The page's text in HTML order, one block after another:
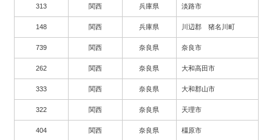
313 関西 兵庫県 淡路市
148 関西 兵庫県 川辺郡 猪名川町
739 関西 奈良県 奈良市
262 関西 奈良県 大和高田市
333 関西 奈良県 大和郡山市
322 関西 奈良県 天理市
404 関西 奈良県 橿原市